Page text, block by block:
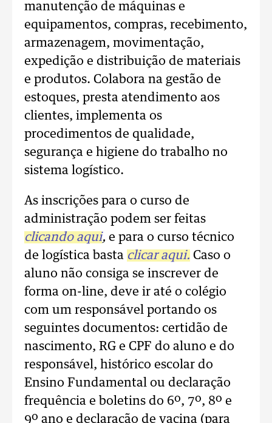
manutenção de máquinas e
equipamentos, compras, recebimento,
armazenagem, movimentação,
expedição e distribuição de materiais
e produtos. Colabora na gestão de
estoques, presta atendimento aos
clientes, implementa os
procedimentos de qualidade,
segurança e higiene do trabalho no
sistema logístico.
As inscrições para o curso de
administração podem ser feitas
clicando aqui, e para o curso técnico
de logística basta clicar aqui. Caso o
aluno não consiga se inscrever de
forma on-line, deve ir até o colégio
com um responsável portando os
seguintes documentos: certidão de
nascimento, RG e CPF do aluno e do
responsável, histórico escolar do
Ensino Fundamental ou declaração
frequência e boletins do 6º, 7º, 8º e
9º ano e declaração de vacina (para